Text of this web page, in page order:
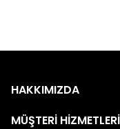
HAKKIMIZDA
MÜŞTERİ HİZMETLERİ